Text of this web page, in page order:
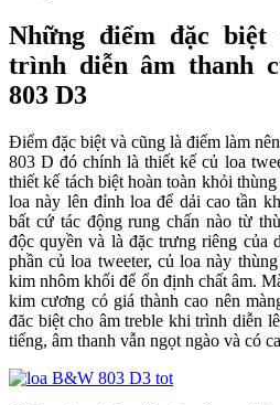
Những điểm đặc
trình diễn âm thanh
803 D3
Điểm đặc biệt và cũng là điểm làm
803 D đó chính là thiết kế củ loa
thiết kế tách biệt hoàn toàn khỏi
loa này lên đỉnh loa để dải cao tần
bất cứ tác động rung chấn nào từ
độc quyền và là đặc trưng riêng của
phần củ loa tweeter, củ loa này
kim nhôm khối để ổn định chất âm.
kim cương có giá thành cao nên
đăc biệt cho âm treble khi trình diễn
tiếng, âm thanh vẫn ngọt ngào và có